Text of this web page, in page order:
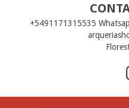
+5491171315535